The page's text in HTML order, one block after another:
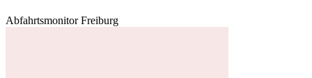
Abfahrtsmonitor Freiburg